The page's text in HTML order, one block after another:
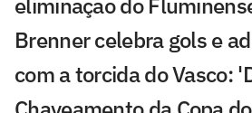
Brenner celebra gols e
com a torcida do Vasco: